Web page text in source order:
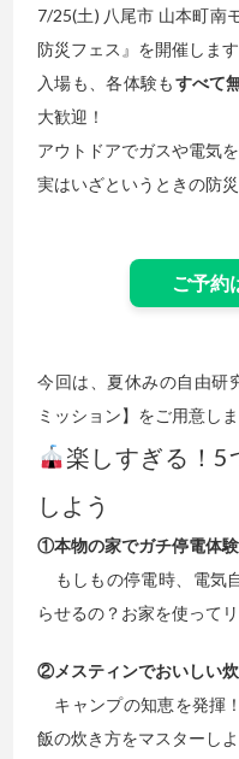
7/25(土) 八尾市 山本町南
防災フェス』を開催します
入場も、各体験もすべて
大歓迎！
アウトドアでガスや電気
実はいざというときの防
ご予約
今回は、夏休みの自由研
ミッション】をご用意しま
楽しすぎる！5
しよう
①本物の家でガチ停電体験
もしもの停電時、電気
らせるの？お家を使って
②メスティンでおいしい炊
キャンプの知恵を発揮
飯の炊き方をマスターしよ